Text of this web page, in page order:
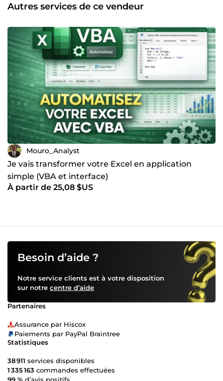
Autres services de ce vendeur
Mouro_Analyst
Je vais transformer votre Excel en application
simple (VBA et interface)
À partir de 25,08 $US
Besoin d’aide ?
Notre service clients est à votre disposition
sur notre centre d’aide
Partenaires
Assurance par Hiscox
Paiements par PayPal Braintree
Statistiques
38 911 services disponibles
1 335 163 commandes effectuées